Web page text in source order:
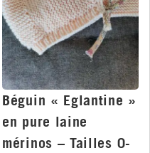
Béguin « Eglantine »
en pure laine
mérinos – Tailles 0-